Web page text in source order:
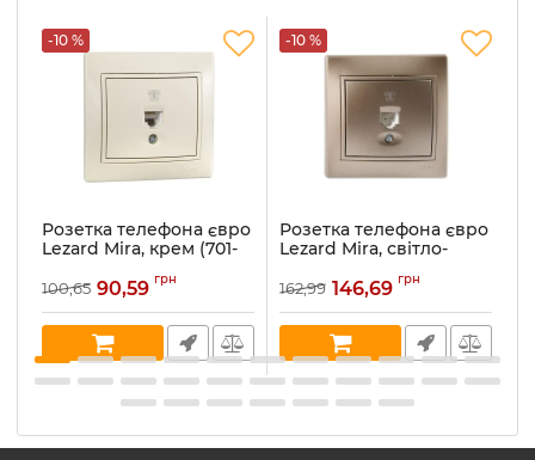
-10 %
Розетка телефона євро
Lezard Mira, крем (701-
Артикул:701-0303-137
В наявності:5
100,65 90,59 грн
-10 %
Розетка телефона євро
Lezard Mira, світло-
перламутр (701-3131-137)
Артикул:701-3131-137
В наявності:
162,99 146,69 грн